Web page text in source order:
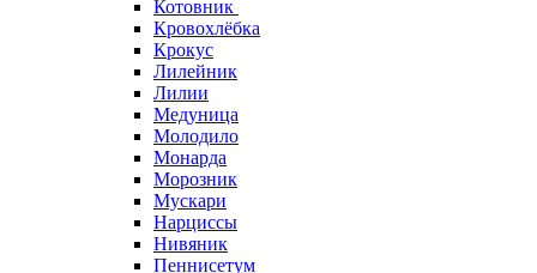
Котовник
Кровохлёбка
Крокус
Лилейник
Лилии
Медуница
Молодило
Монарда
Морозник
Мускари
Нарциссы
Нивяник
Пеннисетум